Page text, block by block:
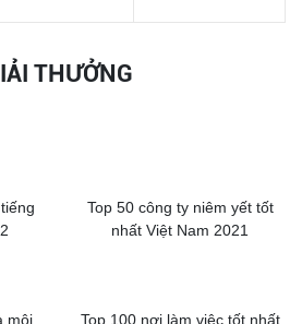
THƯỞNG
Top 50 công ty niêm yết tốt
nhất Việt Nam 2021
môi
Top 100 nơi làm việc tốt nhất